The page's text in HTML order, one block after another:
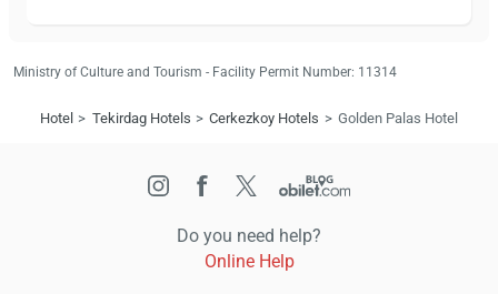
Ministry of Culture and Tourism - Facility Permit Number: 11314
Hotel Tekirdag Hotels Cerkezkoy Hotels Golden Palas Hotel
Do you need help?
Online Help